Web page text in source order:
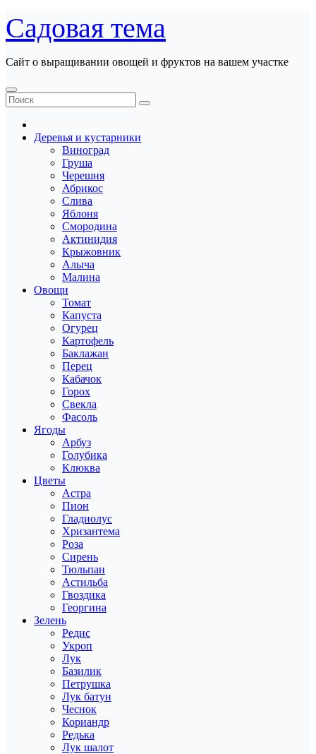
Перейти
к
содержанию
Садовая тема
Сайт о выращивании овощей и фруктов на вашем участке
Деревья и кустарники
Виноград
Груша
Черешня
Абрикос
Слива
Яблоня
Смородина
Актинидия
Крыжовник
Алыча
Малина
Овощи
Томат
Капуста
Огурец
Картофель
Баклажан
Перец
Кабачок
Горох
Свекла
Фасоль
Ягоды
Арбуз
Голубика
Клюква
Цветы
Астра
Пион
Гладиолус
Хризантема
Роза
Сирень
Тюльпан
Астильба
Гвоздика
Георгина
Зелень
Редис
Укроп
Лук
Базилик
Петрушка
Лук батун
Чеснок
Кориандр
Редька
Лук шалот